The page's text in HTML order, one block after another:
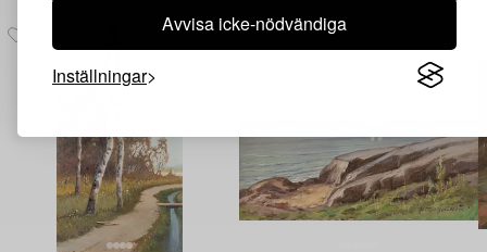
Avvisa icke-nödvändiga
Inställningar